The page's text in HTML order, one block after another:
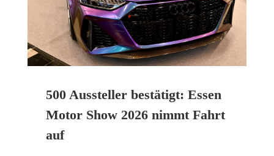
500 Aussteller bestätigt: Essen
Motor Show 2026 nimmt Fahrt
auf